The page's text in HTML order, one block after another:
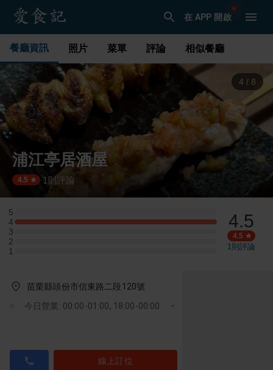
在 APP 開啟
餐廳資訊 照片 菜單 評論 相似餐廳
5 / 8
浦江亭居酒屋
4.5 ·1 則評論
5
5 星：0 則評論
4
4 星：1 則評論
3
3 星：0 則評論
2
2 星：0 則評論
1
1 星：0 則評論
4.5
4.5
1則評論
苗栗縣頭份市信東路二段120號
今日營業: 00:00-01:00, 18:00-00:00
線上訂位